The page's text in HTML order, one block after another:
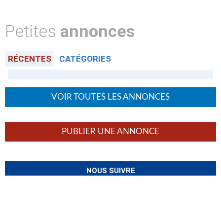
Petites annonces
RÉCENTES CATÉGORIES
VOIR TOUTES LES ANNONCES
PUBLIER UNE ANNONCE
NOUS SUIVRE